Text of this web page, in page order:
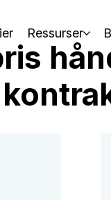
Ressurser